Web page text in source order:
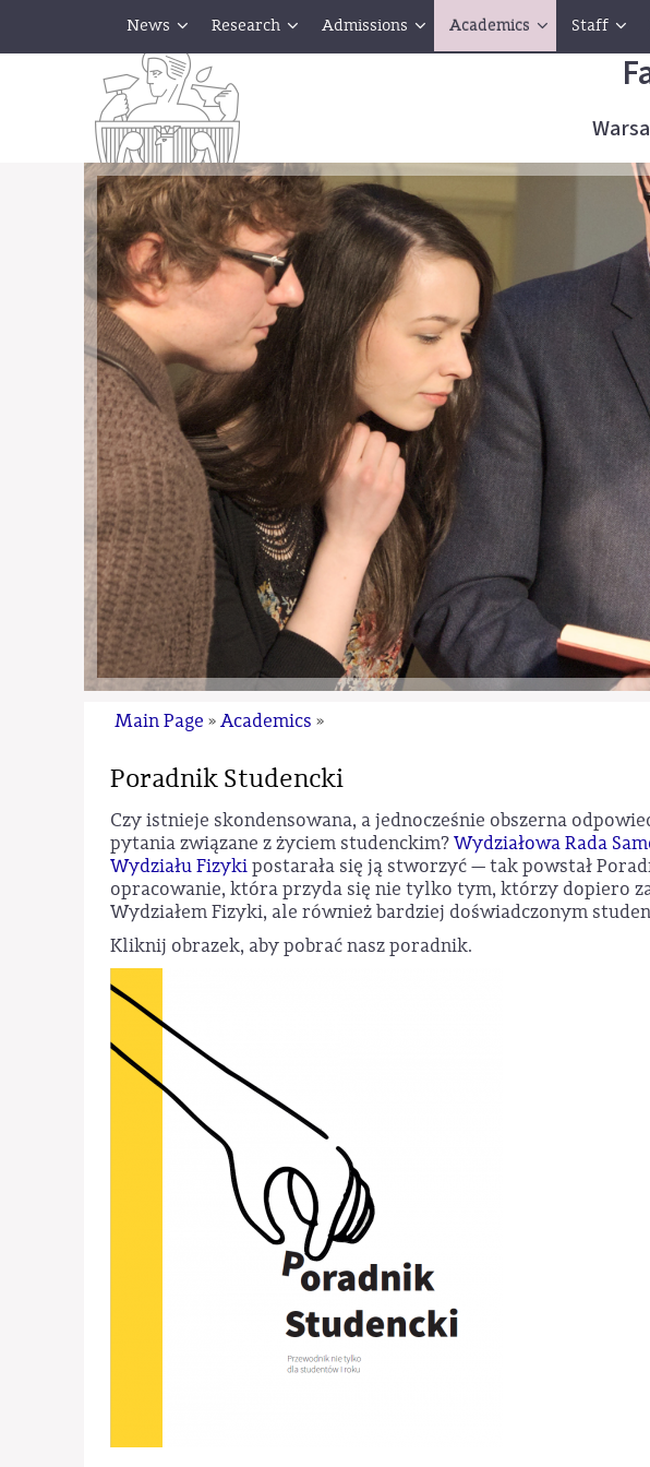
News Research Admissions Academics Staff
Main Page » Academics »
Poradnik Studencki
Czy istnieje skondensowana, a jednocześnie obszerna
pytania związane z życiem studenckim?Wydziałowa Rada
Wydziału Fizykipostarała się ją stworzyć — tak powstał
opracowanie, która przyda się nie tylko tym, którzy dopiero
Wydziałem Fizyki, ale również bardziej doświadczonym
Kliknij obrazek, aby pobrać nasz poradnik.